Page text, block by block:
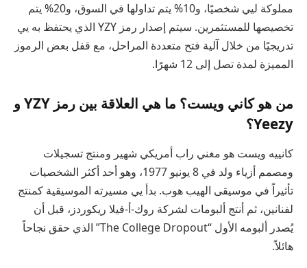
مملوكة ليي شخصيًا، و10% يتم تداولها في السوق، و20% يتم
تخصيصها للمستثمرين. سيتم إصدار رمز YZY الذي يحتفظ به يي
تدريجيًا من خلال آلية فتح متعددة المراحل، مع قفل بعض الرموز
المميزة لمدة تصل إلى 12 شهرًا.
من هو كاني ويست؟ ما هي العلاقة بين رمز YZY و
Yeezy؟
كانييه ويست هو مغني راب أمريكي شهير ومنتج تسجيلات
ومصمم أزياء ولد في 8 يونيو 1977، وهو أحد أكثر الشخصيات
تأثيراً في موسيقى الهيب هوب. بدأ يي مسيرته الموسيقية كمنتج
لفنانين، ثم أنتج ألبومات لشركة روك-أ-فيلا ريكوردز، قبل أن
يُصدر ألبومه الأول “The College Dropout” الذي حقق نجاحاً
هائلاً.